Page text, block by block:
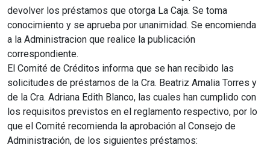
devolver los préstamos que otorga La Caja. Se toma
conocimiento y se aprueba por unanimidad. Se encomienda
a la Administracion que realice la publicación
correspondiente.
El Comité de Créditos informa que se han recibido las
solicitudes de préstamos de la Cra. Beatriz Amalia Torres y
de la Cra. Adriana Edith Blanco, las cuales han cumplido con
los requisitos previstos en el reglamento respectivo, por lo
que el Comité recomienda la aprobación al Consejo de
Administración, de los siguientes préstamos: